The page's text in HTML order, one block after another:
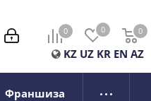
0 0 0
0
KZ UZ KR EN AZ
Франшиза